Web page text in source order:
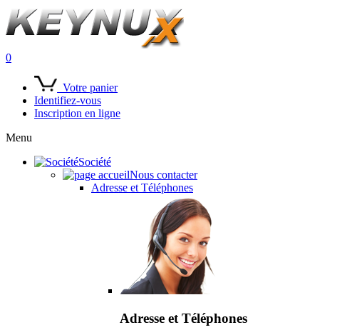
0
Votre panier
Identifiez-vous
Inscription en ligne
Menu
Société
Nous contacter
Adresse et Téléphones
Adresse et Téléphones